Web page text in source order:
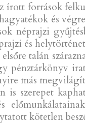
források
és
néprajzi
és
talán
pénztárkönyv
más
szerepet
kötetlen